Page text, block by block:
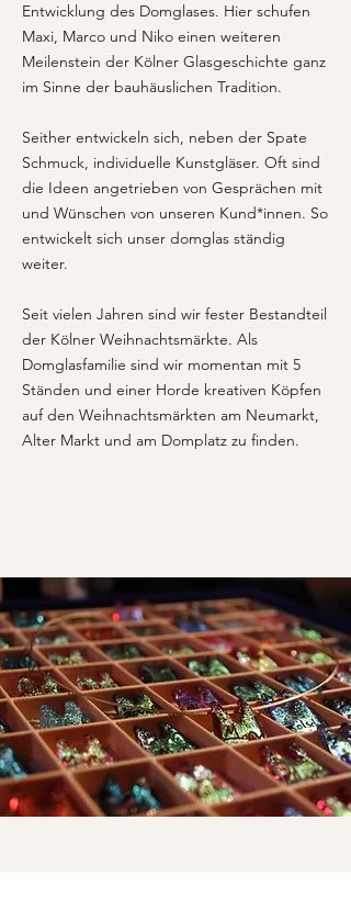
Entwicklung des Domglases. Hier schufen
Maxi, Marco und Niko einen weiteren
Meilenstein der Kölner Glasgeschichte ganz
im Sinne der bauhäuslichen Tradition.
Seither entwickeln sich, neben der Spate
Schmuck, individuelle Kunstgläser. Oft sind
die Ideen angetrieben von Gesprächen mit
und Wünschen von unseren Kund*innen. So
entwickelt sich unser domglas ständig
weiter.
Seit vielen Jahren sind wir fester Bestandteil
der Kölner Weihnachtsmärkte. Als
Domglasfamilie sind wir momentan mit 5
Ständen und einer Horde kreativen Köpfen
auf den Weihnachtsmärkten am Neumarkt,
Alter Markt und am Domplatz zu finden.